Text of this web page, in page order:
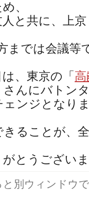
、
と共に、上
までは会議等
、東京の「
さんにバトン
ンジとなり
きることが、
とうござい
別ウィンドウ